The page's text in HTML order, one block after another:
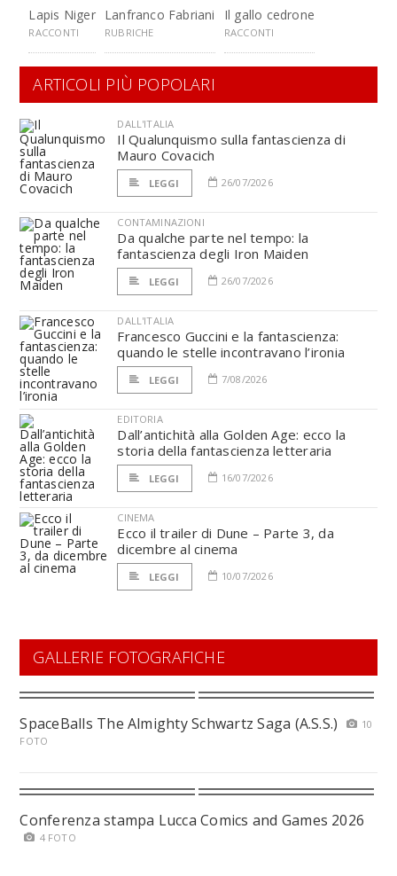
Lapis Niger
RACCONTI
Lanfranco Fabriani
RUBRICHE
Il gallo cedrone
RACCONTI
ARTICOLI PIÙ POPOLARI
DALL'ITALIA
Il Qualunquismo sulla fantascienza di
Mauro Covacich
LEGGI 26/07/2026
CONTAMINAZIONI
Da qualche parte nel tempo: la
fantascienza degli Iron Maiden
LEGGI 26/07/2026
DALL'ITALIA
Francesco Guccini e la fantascienza:
quando le stelle incontravano l’ironia
LEGGI 7/08/2026
EDITORIA
Dall’antichità alla Golden Age: ecco la
storia della fantascienza letteraria
LEGGI 16/07/2026
CINEMA
Ecco il trailer di Dune – Parte 3, da
dicembre al cinema
LEGGI 10/07/2026
GALLERIE FOTOGRAFICHE
SpaceBalls The Almighty Schwartz Saga (A.S.S.)
10
FOTO
Conferenza stampa Lucca Comics and Games 2026
4 FOTO